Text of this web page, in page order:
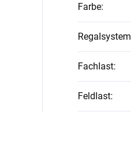
Farbe:
Regalsystem
Fachlast:
Feldlast: